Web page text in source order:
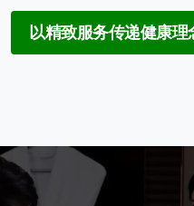
以精致服务传递健康理